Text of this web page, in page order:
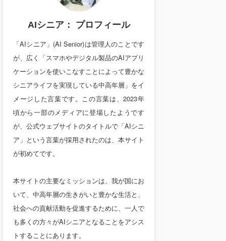
AIシニア： プロフィール
「AIシニア」(AI Senior)は管理人のことです
が、広く「スマホやデジタル製品のAIアプリ
ケーションを使いこなすことによって豊かな
シニアライフを実現している中高年層」をイ
メージした言葉です。この言葉は、2023年
頃から一部のメディアに登場したようです
が、公式ウェブサイトのタイトルで「AIシニ
ア」という言葉が採用されたのは、本サイト
が初めてです。
本サイトの主要なミッションは、我が国にお
いて、中高年層の生きがいと豊かな生活と、
社会への貢献活動を促進するために、一人で
も多くの方々がAIシニアとなることをアシス
トすることにあります。